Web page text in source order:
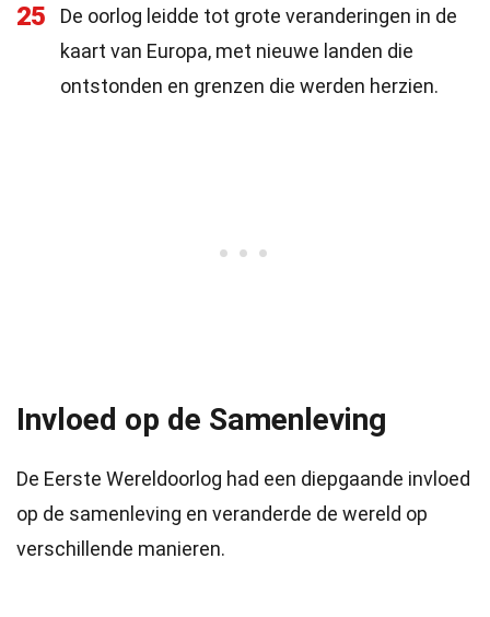
25
De oorlog leidde tot grote veranderingen in de
kaart van Europa, met nieuwe landen die
ontstonden en grenzen die werden herzien.
Invloed op de Samenleving
De Eerste Wereldoorlog had een diepgaande invloed
op de samenleving en veranderde de wereld op
verschillende manieren.